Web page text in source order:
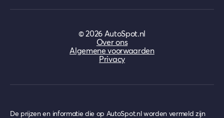
©2026AutoSpot.nl
Over ons
Algemene voorwaarden
Privacy
De prijzen en informatie die op AutoSpot.nl worden vermeld zijn